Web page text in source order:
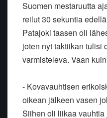
Suomen mestaruutta
reilut 30 sekuntia
Patajoki taasen oli
joten nyt taktiikan tulisi
varmisteleva. Vaan
- Kovavauhtisen
oikean jälkeen vasen
Siihen oli liikaa